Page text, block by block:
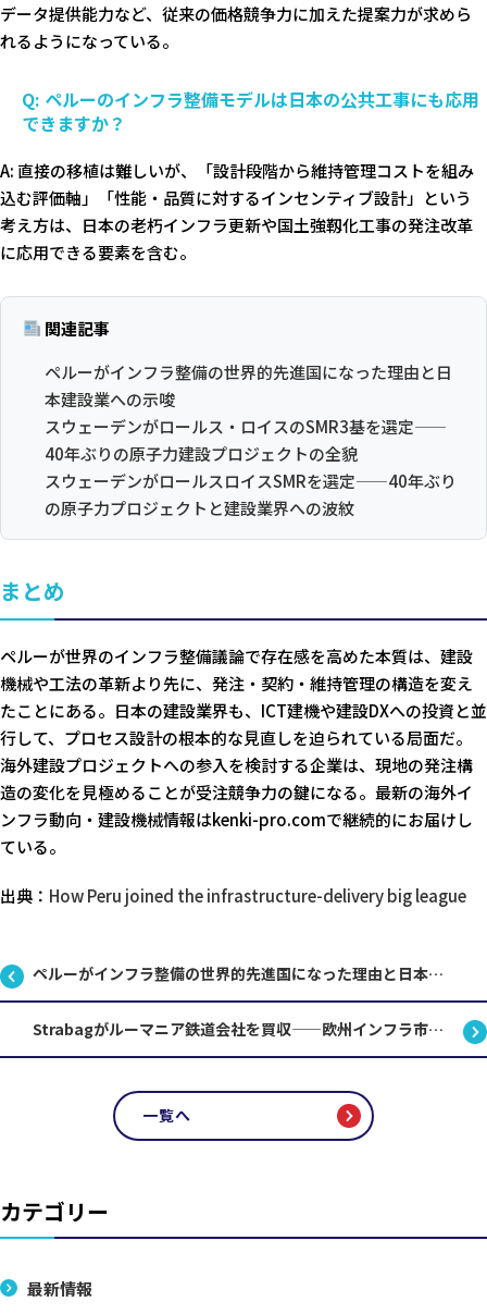
データ提供能力など、従来の価格競争力に加えた提案力が求めら
れるようになっている。
Q: ペルーのインフラ整備モデルは日本の公共工事にも応用
できますか？
A: 直接の移植は難しいが、「設計段階から維持管理コストを組み
込む評価軸」「性能・品質に対するインセンティブ設計」という
考え方は、日本の老朽インフラ更新や国土強靱化工事の発注改革
に応用できる要素を含む。
関連記事
ペルーがインフラ整備の世界的先進国になった理由と日
本建設業への示唆
スウェーデンがロールス・ロイスのSMR3基を選定——
40年ぶりの原子力建設プロジェクトの全貌
スウェーデンがロールスロイスSMRを選定——40年ぶり
の原子力プロジェクトと建設業界への波紋
まとめ
ペルーが世界のインフラ整備議論で存在感を高めた本質は、建設
機械や工法の革新より先に、発注・契約・維持管理の構造を変え
たことにある。日本の建設業界も、ICT建機や建設DXへの投資と並
行して、プロセス設計の根本的な見直しを迫られている局面だ。
海外建設プロジェクトへの参入を検討する企業は、現地の発注構
造の変化を見極めることが受注競争力の鍵になる。最新の海外イ
ンフラ動向・建設機械情報はkenki-pro.comで継続的にお届けし
ている。
出典： How Peru joined the infrastructure-delivery big league
ペルーがインフラ整備の世界的先進国になった理由と日本建設業への示唆
Strabagがルーマニア鉄道会社を買収——欧州インフラ市場に何が起きているのか
一覧へ
カテゴリー
最新情報